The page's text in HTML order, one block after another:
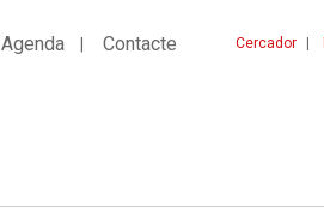
Cercador
Agenda Contacte